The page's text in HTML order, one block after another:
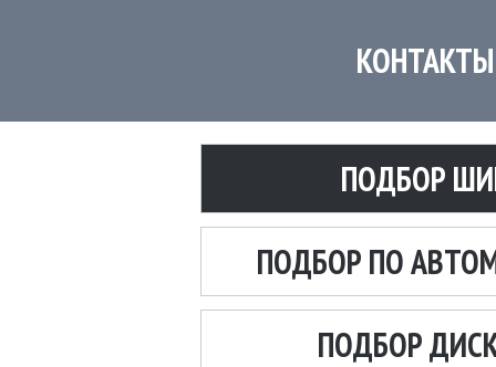
КОНТАКТЫ
ПОДБОР
ПОДБОР ПО
ПОДБОР